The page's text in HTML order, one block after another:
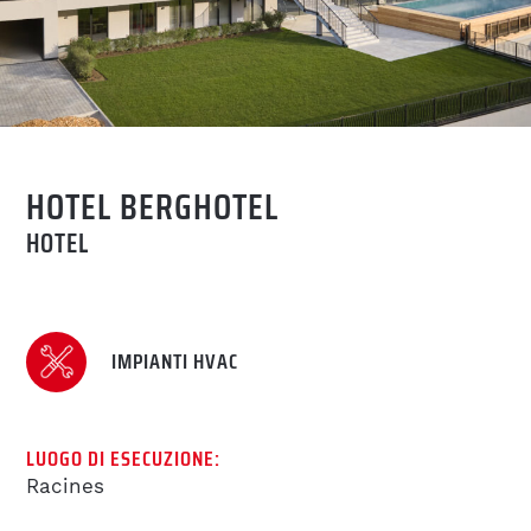
COMPETENZE
IMPIANTISTICA HVAC E
SANITARI
ELETTROTECNICA
IMPIANTISTICA
ASSISTENZA &
MANUTENZIONE
HOTEL BERGHOTEL
HOTEL
LUOGO DI ESECUZIONE:
Racines
IMPIANTI HVAC